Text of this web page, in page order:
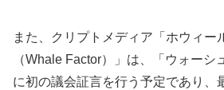
また、クリプトメディア「ホウィー
（Whale Factor）」は、「ウォーシ
に初の議会証言を行う予定であり、